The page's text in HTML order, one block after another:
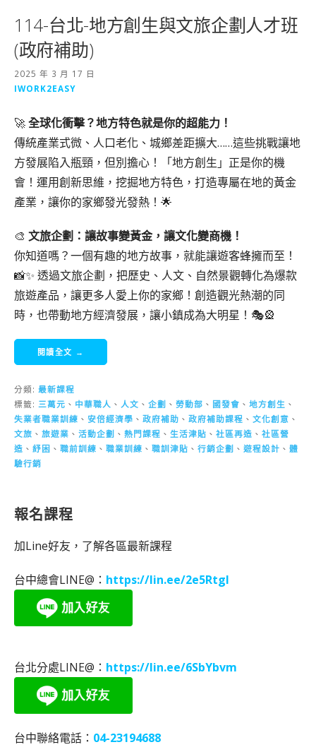
114-台北-地方創生與文旅企劃人才班
(政府補助)
2025 年 3 月 17 日
IWORK2EASY
🚀全球化衝擊？地方特色就是你的超能力！
傳統產業式微、人口老化、城鄉差距擴大……這些挑戰讓地
方發展陷入瓶頸，但別擔心！「地方創生」正是你的機
會！運用創新思維，挖掘地方特色，打造專屬在地的黃金
產業，讓你的家鄉發光發熱！🌟
🎨 文旅企劃：讓故事變黃金，讓文化變商機！
你知道嗎？一個有趣的地方故事，就能讓遊客蜂擁而至！
📸✨ 透過文旅企劃，把歷史、人文、自然景觀轉化為爆款
旅遊產品，讓更多人愛上你的家鄉！創造觀光熱潮的同
時，也帶動地方經濟發展，讓小鎮成為大明星！🎭🎡
閱讀全文 →
分類: 最新課程
標籤: 三萬元 、 中華職人 、 人文 、 企劃 、 勞動部 、 國發會 、 地方創生 、
失業者職業訓練 、 安倍經濟學 、 政府補助 、 政府補助課程 、 文化創意 、
文旅 、 旅遊業 、 活動企劃 、 熱門課程 、 生活津貼 、 社區再造 、 社區營
造 、 紓困 、 職前訓練 、 職業訓練 、 職訓津貼 、 行銷企劃 、 遊程設計 、 體
驗行銷
報名課程
加Line好友，了解各區最新課程
台中總會LINE@： https://lin.ee/2e5RtgI
台北分處LINE@： https://lin.ee/6SbYbvm
台中聯絡電話： 04-23194688